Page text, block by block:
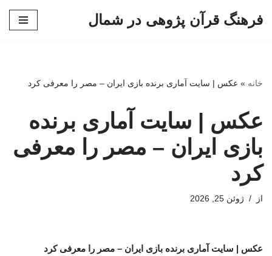
فرهنگ قرآن پژوهی در شمال
خانه » عکس | سایت آماری برنده بازی ایران – مصر را معرفی کرد
عکس | سایت آماری برنده
بازی ایران – مصر را معرفی
کرد
از ژوئن 25, 2026
عکس | سایت آماری برنده بازی ایران – مصر را معرفی کرد